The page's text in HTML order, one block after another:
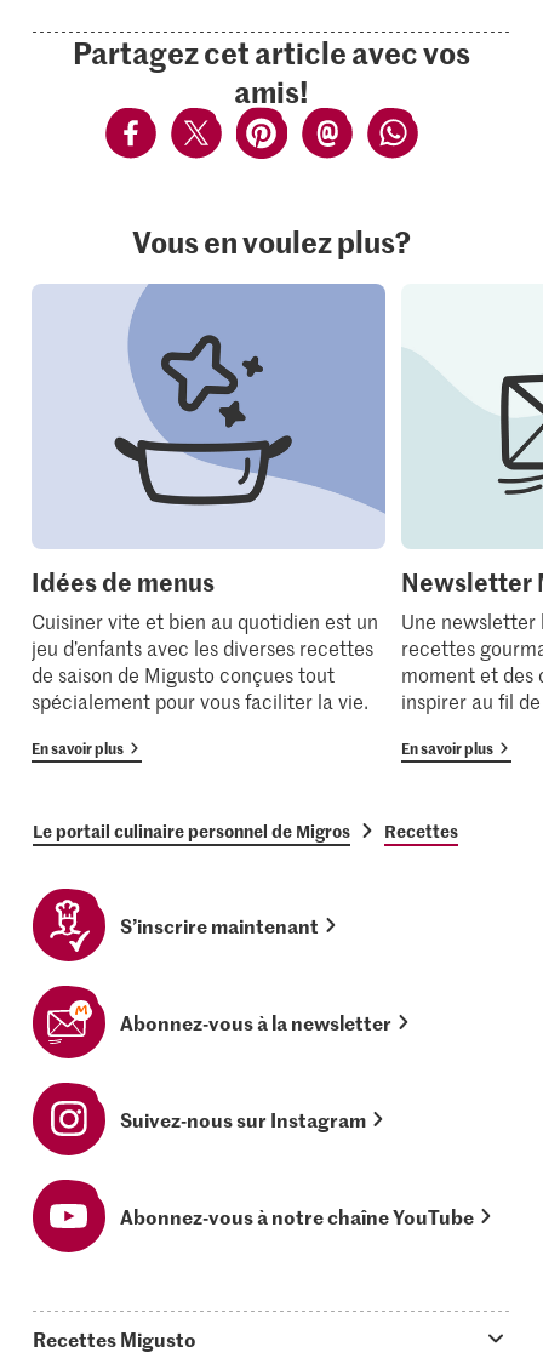
Partagez cet article avec vos
amis!
Vous en voulez plus?
Idées de menus
Cuisiner vite et bien au quotidien est un
jeu d’enfants avec les diverses recettes
de saison de Migusto conçues tout
spécialement pour vous faciliter la vie.
En savoir plus
Newsletter
Une newsletter
recettes
moment et des
inspirer au fil
En savoir plus
Le portail culinaire personnel de Migros Recettes
S’inscrire maintenant
Abonnez-vous à la newsletter
Suivez-nous sur Instagram
Abonnez-vous à notre chaîne YouTube
Recettes Migusto